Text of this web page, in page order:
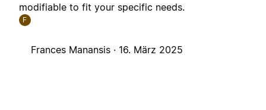
modifiable to fit your specific needs.
F
Frances Manansis · 16. März 2025